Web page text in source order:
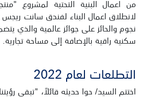
من اعمال البنية التحتية لمشروع
لانطلاق اعمال البناء لفندق سانت
نجوم والحائز على جوائز عالمية والذي
سكنية راقية بالإضافة إلى مساحة تجارية.
التطلعات لعام 2022
اختتم السيد/ حوا حديثه قائلاً، "تبقى